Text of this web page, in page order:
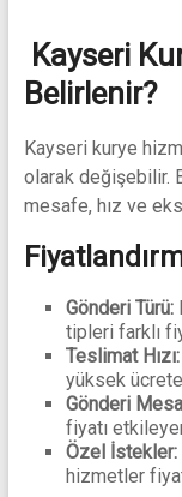
Kayseri
Belirlenir?
Kayseri kurye
olarak değişebilir.
mesafe, hız ve
Gönderi Türü:
tipleri farklı
Teslimat Hızı:
yüksek
Gönderi
fiyatı
Özel İstekler:
hizmetler